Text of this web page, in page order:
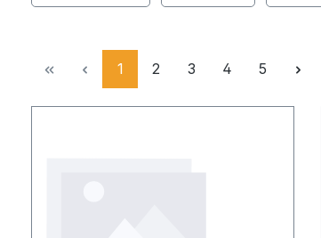
Seite
1 Seite
2 Seite
3 Seite
4 Seite
5